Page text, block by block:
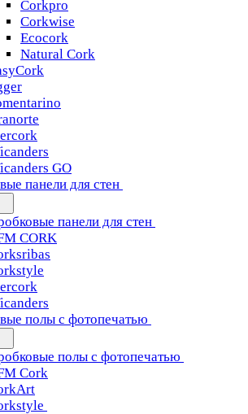
Corkpro
Corkwise
Ecocork
Natural Cork
GO
панели для стен
панели для стен
CORK
полы с фотопечатью
полы с фотопечатью
Cork